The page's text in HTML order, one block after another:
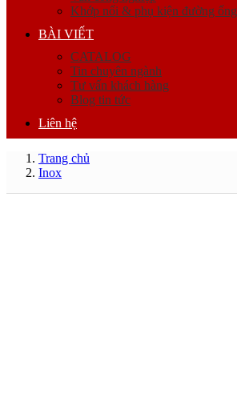
Khớp nối & phụ kiện đường ống
BÀI VIẾT
CATALOG
Tin chuyên ngành
Tư vấn khách hàng
Blog tin tức
Liên hệ
Trang chủ
Inox